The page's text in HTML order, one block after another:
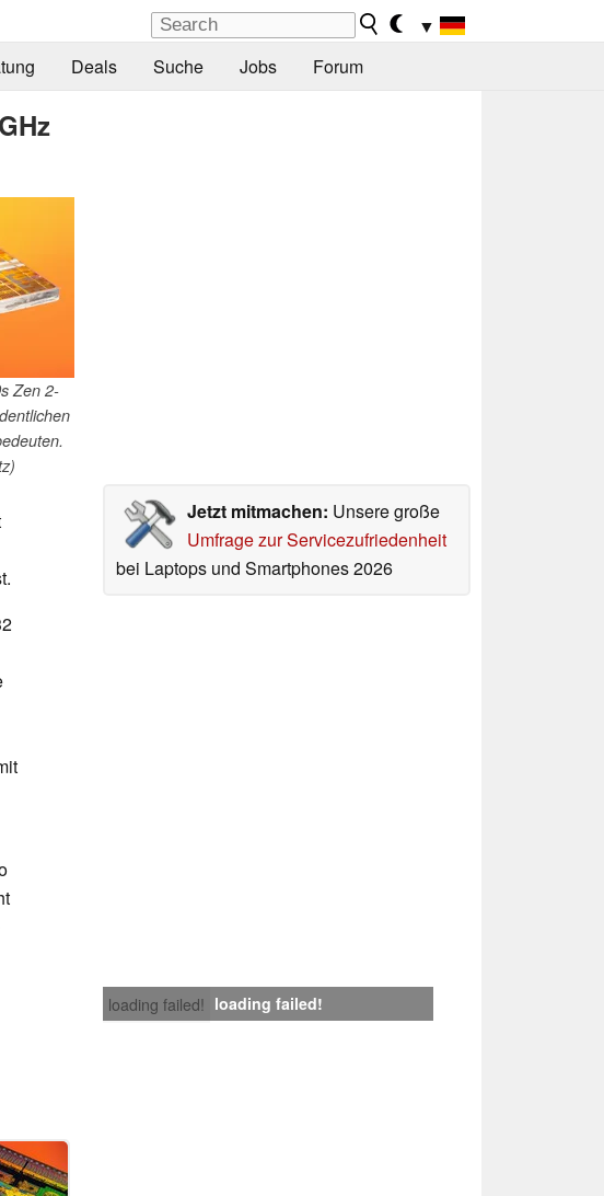
▼
Deals Suche Jobs Forum
Zen 2-
Jetzt mitmachen: Unsere große
Umfrage zur Servicezufriedenheit
bei Laptops und Smartphones 2026
loading failed! loading failed!